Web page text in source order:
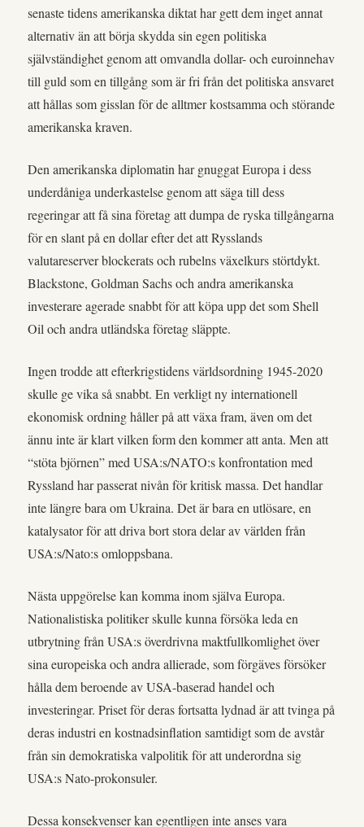
senaste tidens amerikanska diktat har gett dem inget annat
alternativ än att börja skydda sin egen politiska
självständighet genom att omvandla dollar- och euroinnehav
till guld som en tillgång som är fri från det politiska ansvaret
att hållas som gisslan för de alltmer kostsamma och störande
amerikanska kraven.
Den amerikanska diplomatin har gnuggat Europa i dess
underdåniga underkastelse genom att säga till dess
regeringar att få sina företag att dumpa de ryska tillgångarna
för en slant på en dollar efter det att Rysslands
valutareserver blockerats och rubelns växelkurs störtdykt.
Blackstone, Goldman Sachs och andra amerikanska
investerare agerade snabbt för att köpa upp det som Shell
Oil och andra utländska företag släppte.
Ingen trodde att efterkrigstidens världsordning 1945-2020
skulle ge vika så snabbt. En verkligt ny internationell
ekonomisk ordning håller på att växa fram, även om det
ännu inte är klart vilken form den kommer att anta. Men att
“stöta björnen” med USA:s/NATO:s konfrontation med
Ryssland har passerat nivån för kritisk massa. Det handlar
inte längre bara om Ukraina. Det är bara en utlösare, en
katalysator för att driva bort stora delar av världen från
USA:s/Nato:s omloppsbana.
Nästa uppgörelse kan komma inom själva Europa.
Nationalistiska politiker skulle kunna försöka leda en
utbrytning från USA:s överdrivna maktfullkomlighet över
sina europeiska och andra allierade, som förgäves försöker
hålla dem beroende av USA-baserad handel och
investeringar. Priset för deras fortsatta lydnad är att tvinga på
deras industri en kostnadsinflation samtidigt som de avstår
från sin demokratiska valpolitik för att underordna sig
USA:s Nato-prokonsuler.
Dessa konsekvenser kan egentligen inte anses vara